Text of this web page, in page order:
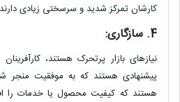
کارشان تمرکز شدید و سرسختی زیادی
4. سازگاری:
نیازهای بازار پرتحرک هستند،
پیشنهادی هستند که به موفقیت منجر
هستند که کیفیت محصول یا خدمات را